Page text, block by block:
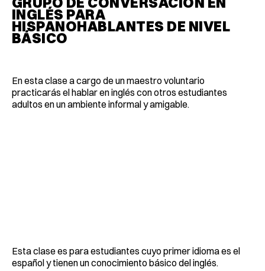
INGLÉS PARA
HISPANOHABLANTES DE NIVEL
BÁSICO
En esta clase a cargo de un maestro voluntario
practicarás el hablar en inglés con otros estudiantes
adultos en un ambiente informal y amigable.
Esta clase es para estudiantes cuyo primer idioma es el
español y tienen un conocimiento básico del inglés.